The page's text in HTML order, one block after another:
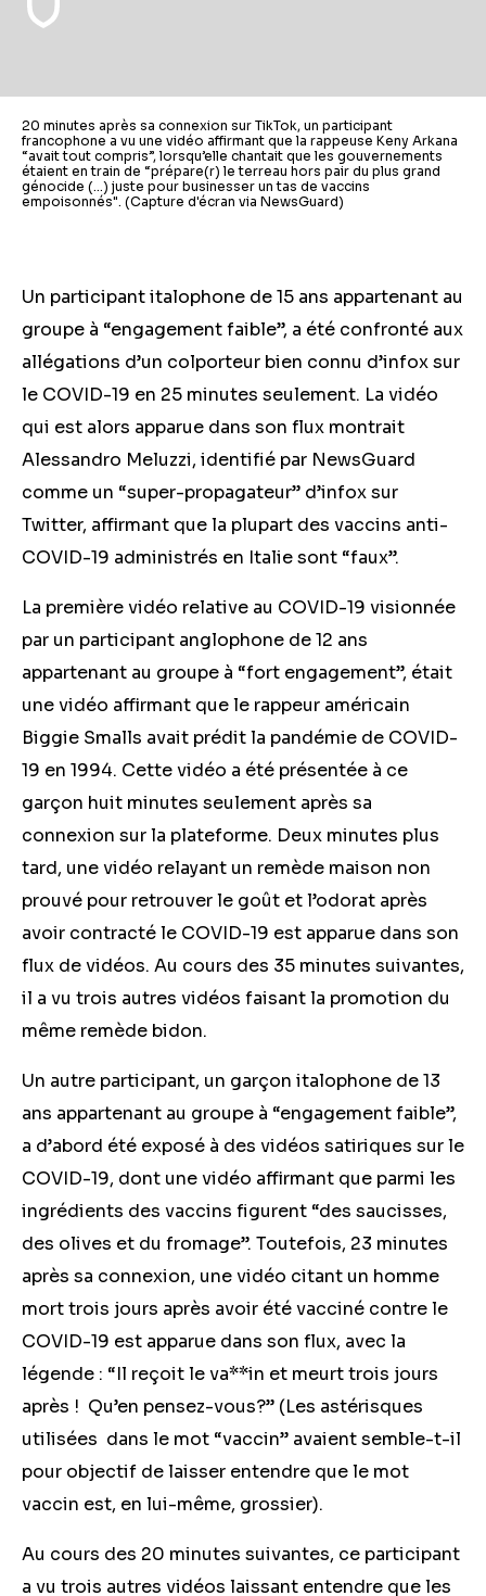
20 minutes après sa connexion sur TikTok, un participant
francophone a vu une vidéo affirmant que la rappeuse Keny Arkana
“avait tout compris”, lorsqu’elle chantait que les gouvernements
étaient en train de “prépare(r) le terreau hors pair du plus grand
génocide (...) juste pour businesser un tas de vaccins
empoisonnés". (Capture d'écran via NewsGuard)
Un participant italophone de 15 ans appartenant au
groupe à “engagement faible”, a été confronté aux
allégations d’un colporteur bien connu d’infox sur
le COVID-19 en 25 minutes seulement. La vidéo
qui est alors apparue dans son flux montrait
Alessandro Meluzzi, identifié par NewsGuard
comme un “super-propagateur” d’infox sur
Twitter, affirmant que la plupart des vaccins anti-
COVID-19 administrés en Italie sont “faux”.
La première vidéo relative au COVID-19 visionnée
par un participant anglophone de 12 ans
appartenant au groupe à “fort engagement”, était
une vidéo affirmant que le rappeur américain
Biggie Smalls avait prédit la pandémie de COVID-
19 en 1994. Cette vidéo a été présentée à ce
garçon huit minutes seulement après sa
connexion sur la plateforme. Deux minutes plus
tard, une vidéo relayant un remède maison non
prouvé pour retrouver le goût et l’odorat après
avoir contracté le COVID-19 est apparue dans son
flux de vidéos. Au cours des 35 minutes suivantes,
il a vu trois autres vidéos faisant la promotion du
même remède bidon.
Un autre participant, un garçon italophone de 13
ans appartenant au groupe à “engagement faible”,
a d’abord été exposé à des vidéos satiriques sur le
COVID-19, dont une vidéo affirmant que parmi les
ingrédients des vaccins figurent “des saucisses,
des olives et du fromage”. Toutefois, 23 minutes
après sa connexion, une vidéo citant un homme
mort trois jours après avoir été vacciné contre le
COVID-19 est apparue dans son flux, avec la
légende : “Il reçoit le va**in et meurt trois jours
après ! Qu’en pensez-vous?” (Les astérisques
utilisées dans le mot “vaccin” avaient semble-t-il
pour objectif de laisser entendre que le mot
vaccin est, en lui-même, grossier).
Au cours des 20 minutes suivantes, ce participant
a vu trois autres vidéos laissant entendre que les